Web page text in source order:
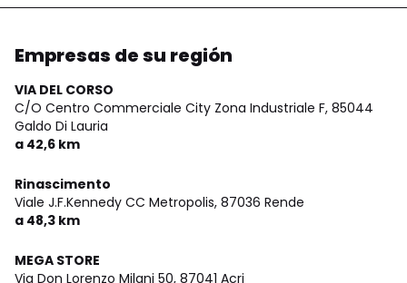
Empresas de su región
VIA DEL CORSO
C/O Centro Commerciale City Zona Industriale F, 85044
Galdo Di Lauria
a 42,6 km
Rinascimento
Viale J.F.Kennedy CC Metropolis, 87036 Rende
a 48,3 km
MEGA STORE
Via Don Lorenzo Milani 50, 87041 Acri